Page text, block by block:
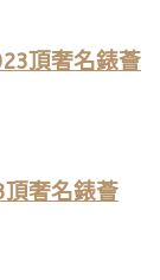
頂奢名錶薈
奢名錶薈